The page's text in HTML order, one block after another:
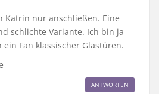
Katrin nur anschließen. Eine
schlichte Variante. Ich bin ja
ein Fan klassischer Glastüren.
ANTWORTEN